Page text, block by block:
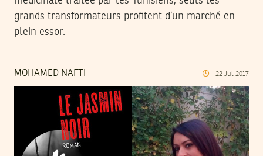
grands transformateurs profitent d’un marché en
plein essor.
MOHAMED NAFTI 22 Jul 2017